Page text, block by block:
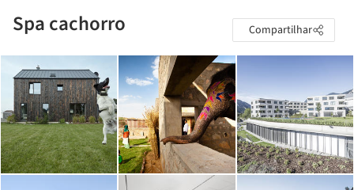
Spa cachorro Compartilhar